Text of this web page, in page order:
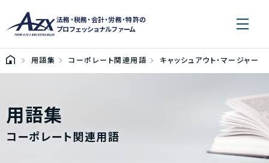
法務・税務・会計・労務・特許の
プロフェッショナルファーム
用語集 コーポレート関連用語 キャッシュアウト・マージャー
用語集
コーポレート関連用語